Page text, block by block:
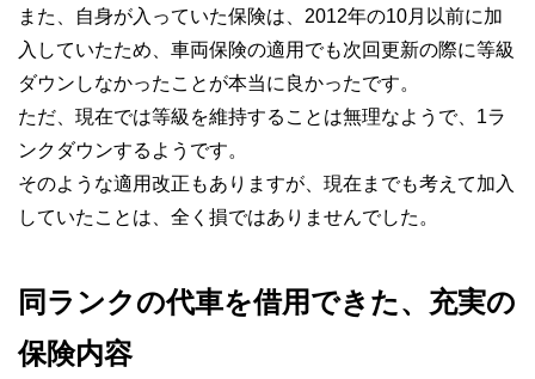
また、自身が入っていた保険は、2012年の10月以前に加
入していたため、車両保険の適用でも次回更新の際に等級
ダウンしなかったことが本当に良かったです。
ただ、現在では等級を維持することは無理なようで、1ラ
ンクダウンするようです。
そのような適用改正もありますが、現在までも考えて加入
していたことは、全く損ではありませんでした。
同ランクの代車を借用できた、充実の
保険内容